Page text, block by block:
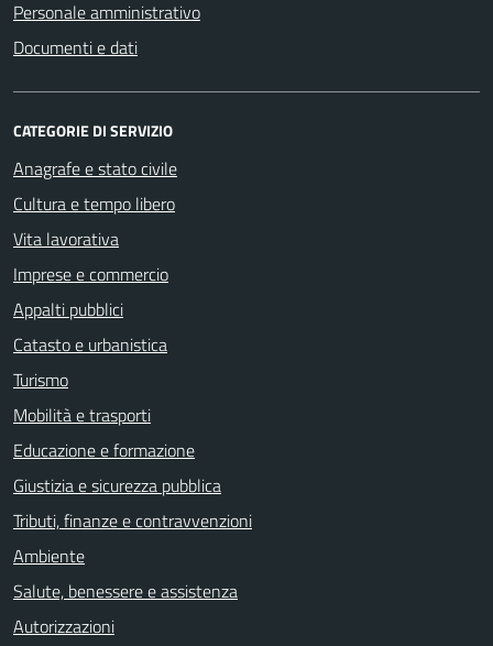
Personale amministrativo
Documenti e dati
CATEGORIE DI SERVIZIO
Anagrafe e stato civile
Cultura e tempo libero
Vita lavorativa
Imprese e commercio
Appalti pubblici
Catasto e urbanistica
Turismo
Mobilità e trasporti
Educazione e formazione
Giustizia e sicurezza pubblica
Tributi, finanze e contravvenzioni
Ambiente
Salute, benessere e assistenza
Autorizzazioni